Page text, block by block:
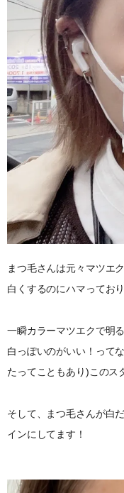
まつ毛さんは元々マツエ
白くするのにハマってお
一瞬カラーマツエクで明
白っぽいのがいい！って
たってこともあり)このス
そして、まつ毛さんが白
インにしてます！